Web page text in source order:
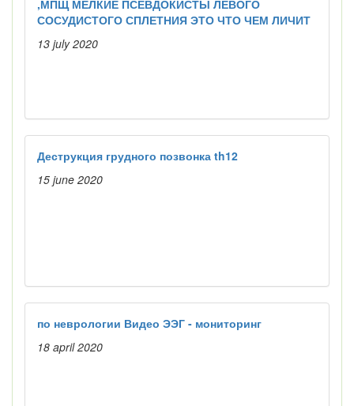
,МПЩ МЕЛКИЕ ПСЕВДОКИСТЫ ЛЕВОГО
СОСУДИСТОГО СПЛЕТНИЯ ЭТО ЧТО ЧЕМ ЛИЧИТ
13 july 2020
Деструкция грудного позвонка th12
15 june 2020
по неврологии Видео ЭЭГ - мониторинг
18 april 2020